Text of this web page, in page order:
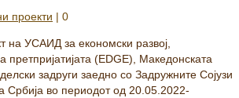
проекти | 0
на УСАИД за економски развој,
претпријатијата (EDGE), Македонската
задруги заедно со Задружните Сојузи
Србија во периодот од 20.05.2022-